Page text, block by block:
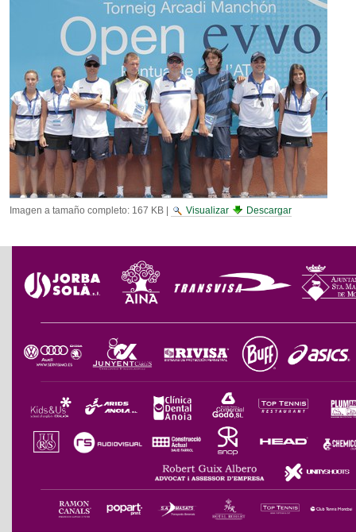
Imagen a tamaño completo: 167 KB| Visualizar Descargar